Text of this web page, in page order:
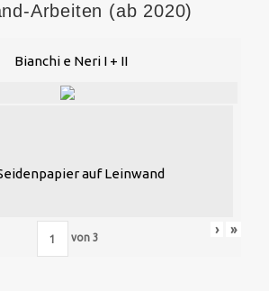
Arbeiten (ab 2020)
Bianchi e Neri I + II
auf Leinwand
von 3
› »